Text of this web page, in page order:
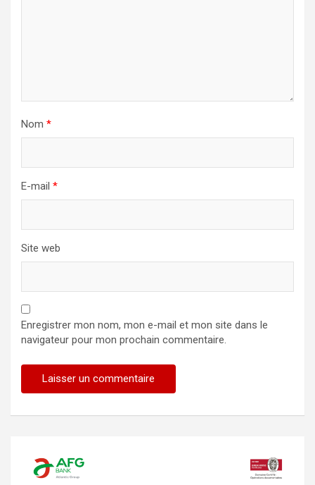
Nom *
E-mail *
Site web
Enregistrer mon nom, mon e-mail et mon site dans le
navigateur pour mon prochain commentaire.